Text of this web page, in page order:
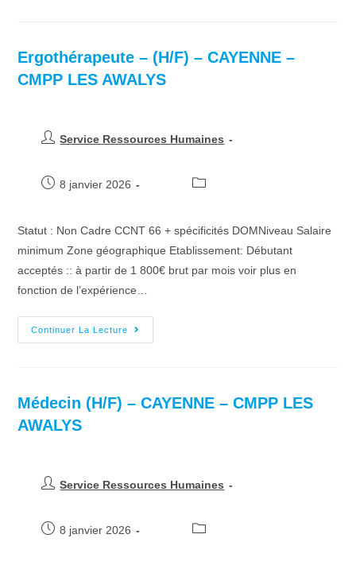
Ergothérapeute – (H/F) – CAYENNE –
CMPP LES AWALYS
Service Ressources Humaines
8 janvier 2026
Statut : Non Cadre CCNT 66 + spécificités DOMNiveau Salaire
minimum Zone géographique Etablissement: Débutant
acceptés :: à partir de 1 800€ brut par mois voir plus en
fonction de l’expérience…
Continuer La Lecture
Médecin (H/F) – CAYENNE – CMPP LES
AWALYS
Service Ressources Humaines
8 janvier 2026